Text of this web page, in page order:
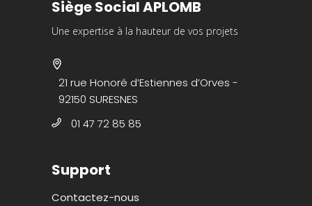
Siège Social APLOMB
Une expertise à la hauteur de vos projets
21 rue Honoré d’Estiennes d’Orves -
92150 SURESNES
01 47 72 85 85
Support
Contactez-nous